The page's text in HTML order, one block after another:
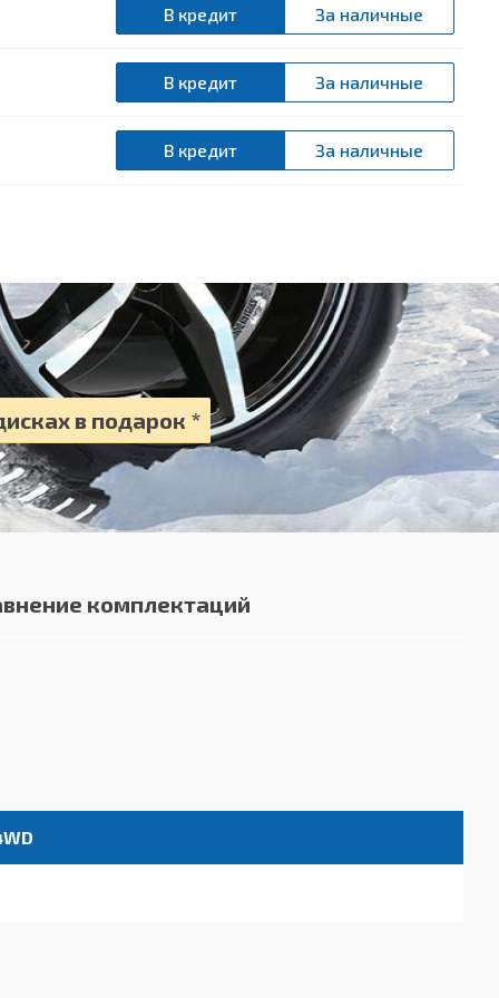
В кредит За наличные
В кредит За наличные
В кредит За наличные
в подарок *
комплектаций